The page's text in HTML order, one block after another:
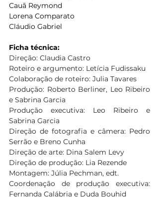
Cauã Reymond
Lorena Comparato
Cláudio Gabriel
Ficha técnica:
Direção: Claudia Castro
Roteiro e argumento: Letícia Fudissaku
Colaboração de roteiro: Julia Tavares
Produção: Roberto Berliner, Leo Ribeiro
e Sabrina Garcia
Produção executiva: Leo Ribeiro e
Sabrina Garcia
Direção de fotografia e câmera: Pedro
Serrão e Breno Cunha
Direção de arte: Dina Salem Levy
Direção de produção: Lia Rezende
Montagem: Júlia Pechman, edt.
Coordenação de produção executiva:
Fernanda Calábria e Duda Bouhid